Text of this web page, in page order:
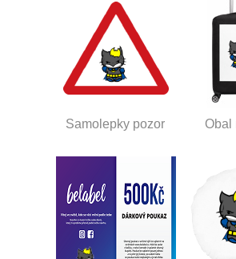
Samolepky pozor Obal